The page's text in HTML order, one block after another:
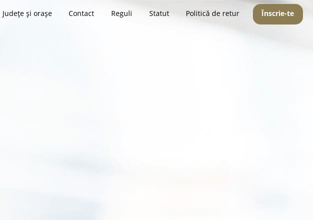
Județe și orașe Contact Reguli Statut Politică de retur Înscrie-te